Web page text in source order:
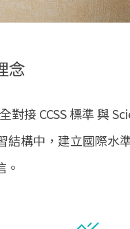
念
接 CCSS 標準 與
結構中，建立國際水
。